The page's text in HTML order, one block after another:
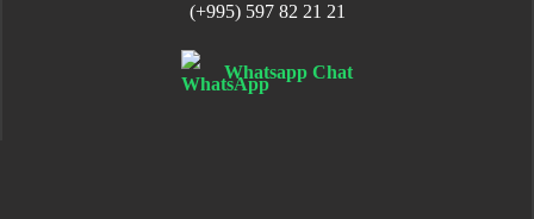
(+995) 597 82 21 21
Whatsapp Chat